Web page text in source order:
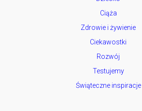
Ciąża
Zdrowie i żywienie
Ciekawostki
Rozwój
Testujemy
Świąteczne inspiracje